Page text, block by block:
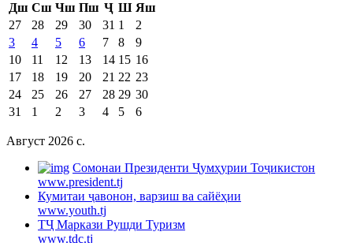
Дш Сш Чш Пш Ҷ Ш Яш
27
28 29 30 31 1
2
3
4 5 6 7 8
9
10
11 12 13 14 15 16
17
18 19 20 21 22 23
24
25 26 27 28 29 30
31
1 2 3 4 5 6
Август 2026 c.
Cомонаи Президенти Ҷумҳурии Тоҷикистон
www.president.tj
Кумитаи ҷавонон, варзиш ва сайёҳии
www.youth.tj
ТҶ Маркази Рушди Туризм
www.tdc.tj